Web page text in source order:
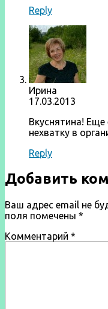
Reply
Ирина
17.03.2013
Вкуснятина!
нехватку в
Reply
Добавить
Ваш адрес email не
поля помечены *
Комментарий *